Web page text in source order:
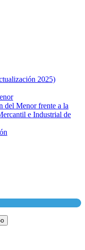
2025)
del Menor frente a la
e Industrial de